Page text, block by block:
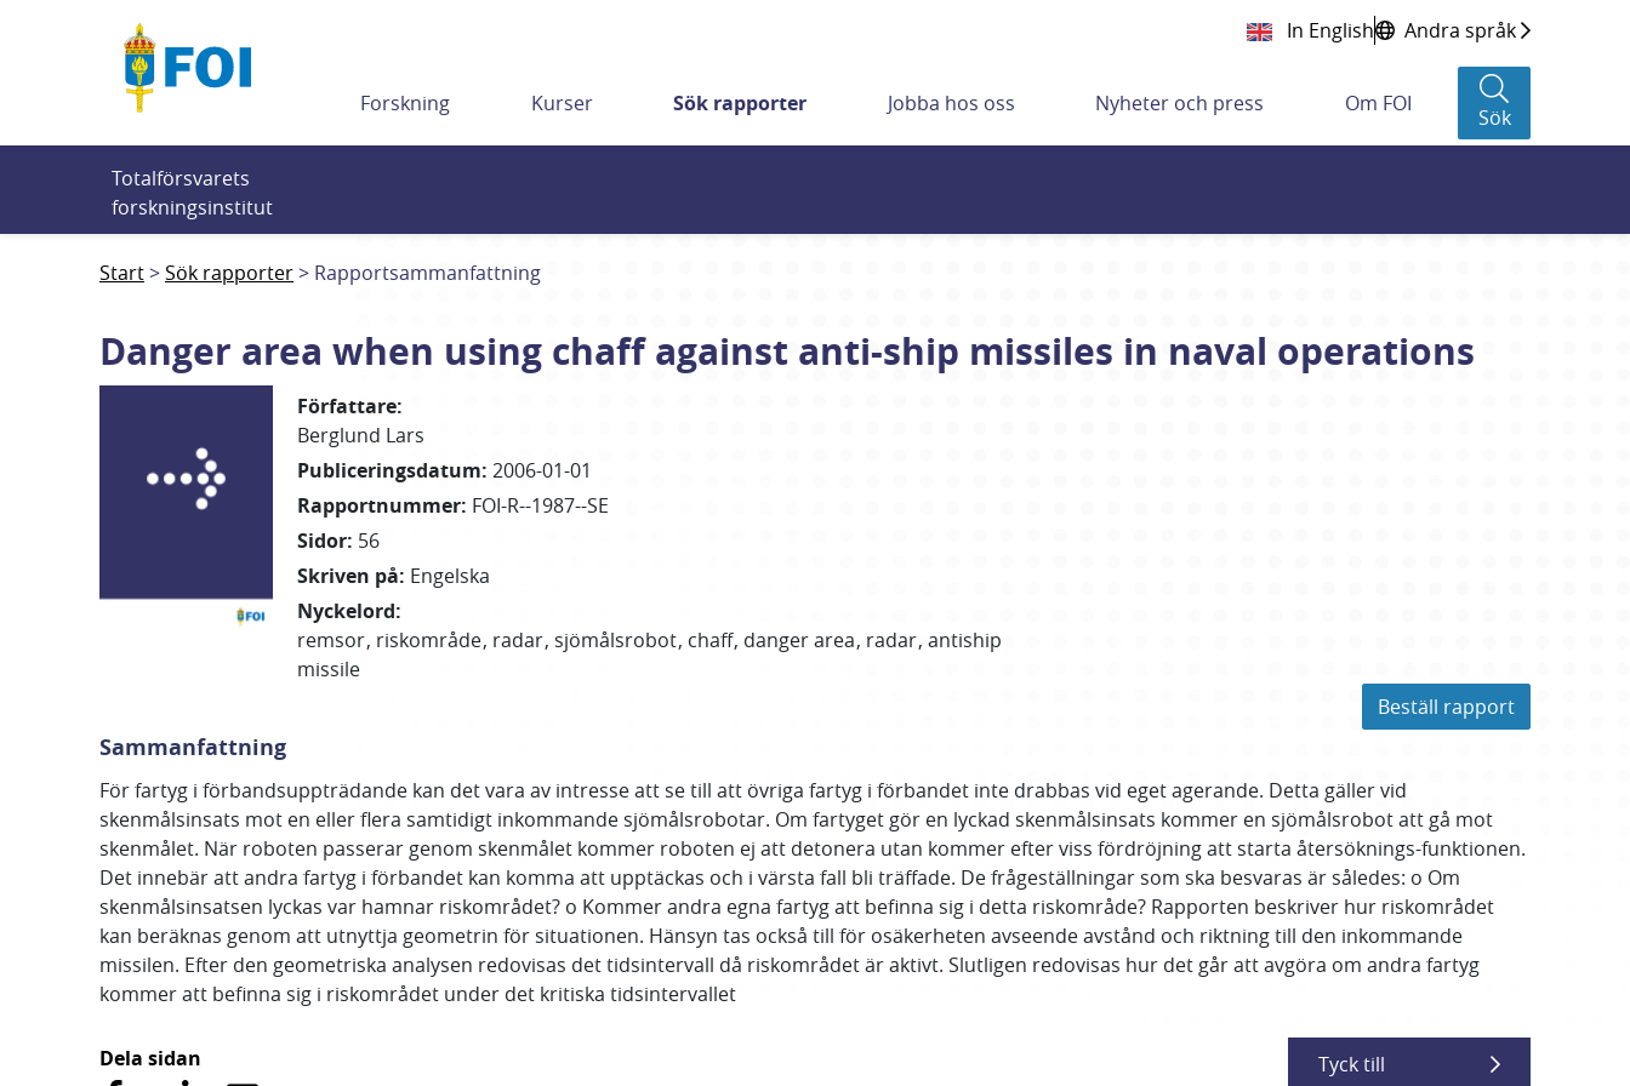
In English Andra språk
Forskning Kurser Sök rapporter Jobba hos oss Nyheter och press Om FOI
Sök
Totalförsvarets
forskningsinstitut
Start Sök rapporter Rapportsammanfattning
Danger area when using chaff against anti-ship missiles in naval operations
Författare:
Berglund Lars
Publiceringsdatum: 2006-01-01
Rapportnummer: FOI-R--1987--SE
Sidor: 56
Skriven på: Engelska
Nyckelord:
remsor riskområde radar sjömålsrobot chaff danger area radar antiship
missile
Beställ rapport
Sammanfattning
För fartyg i förbandsuppträdande kan det vara av intresse att se till att övriga fartyg i förbandet inte drabbas vid eget agerande. Detta gäller vid
skenmålsinsats mot en eller flera samtidigt inkommande sjömålsrobotar. Om fartyget gör en lyckad skenmålsinsats kommer en sjömålsrobot att gå mot
skenmålet. När roboten passerar genom skenmålet kommer roboten ej att detonera utan kommer efter viss fördröjning att starta återsöknings-funktionen.
Det innebär att andra fartyg i förbandet kan komma att upptäckas och i värsta fall bli träffade. De frågeställningar som ska besvaras är således: o Om
skenmålsinsatsen lyckas var hamnar riskområdet? o Kommer andra egna fartyg att befinna sig i detta riskområde? Rapporten beskriver hur riskområdet
kan beräknas genom att utnyttja geometrin för situationen. Hänsyn tas också till för osäkerheten avseende avstånd och riktning till den inkommande
missilen. Efter den geometriska analysen redovisas det tidsintervall då riskområdet är aktivt. Slutligen redovisas hur det går att avgöra om andra fartyg
kommer att befinna sig i riskområdet under det kritiska tidsintervallet
Dela sidan Tyck till